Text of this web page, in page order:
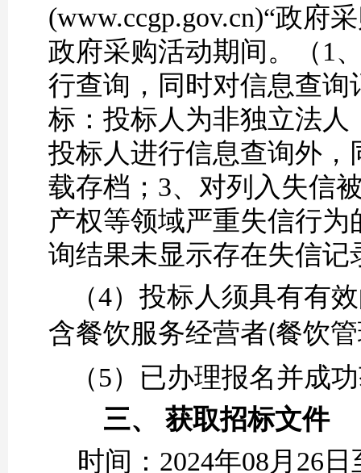
(www.ccgp.gov.cn)“政府
政府采购活动期间 。 （ 1
行查询 ，同时对信息查
标： 投标人 为非独立法人
投标人进行信息查询外，
载存档； 3、对列入失信
产权等领域严重失信行
询结果未显示存在失信
（4） 投标人须具有有
含餐饮服务经营者(餐饮
（5） 已办理报名并成
三、 获取招标文件
时间： 2024年08月 26 日